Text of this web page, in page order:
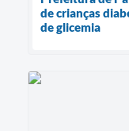
de crianças
de glicemia